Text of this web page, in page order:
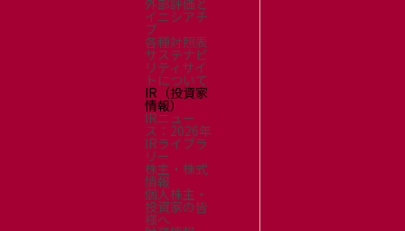
外部評価と
イニシアチ
ブ
各種対照表
サステナビ
リティサイ
トについて
IR（投資家
情報）
IRニュー
ス：2026年
IRライブラ
リー
株主・株式
情報
個人株主・
投資家の皆
様へ